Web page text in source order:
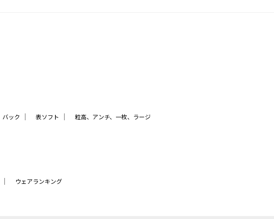
バック ｜ 表ソフト ｜ 粒高、アンチ、一枚、ラージ
｜ ウェアランキング